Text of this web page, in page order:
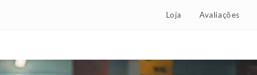
Loja Avaliações